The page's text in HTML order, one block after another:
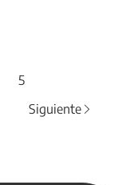
5
Siguiente